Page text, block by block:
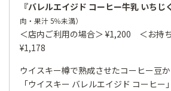
『バレルエイジド コーヒー牛乳 いちじ
肉・果汁 5％未満）
＜店内ご利用の場合＞ ¥1,200 ＜お持
¥1,178
ウイスキー樽で熟成させたコーヒー豆
「ウイスキー バレルエイジド コーヒー